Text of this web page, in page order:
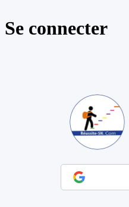
Se connecter